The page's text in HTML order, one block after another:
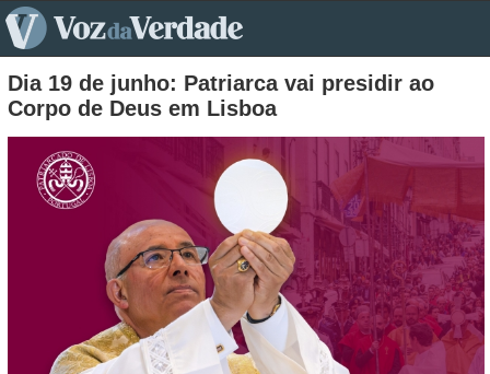
Dia 19 de junho: Patriarca vai presidir ao
Corpo de Deus em Lisboa